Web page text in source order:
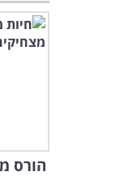
הורס